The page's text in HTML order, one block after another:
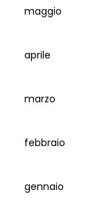
maggio
aprile
marzo
febbraio
gennaio